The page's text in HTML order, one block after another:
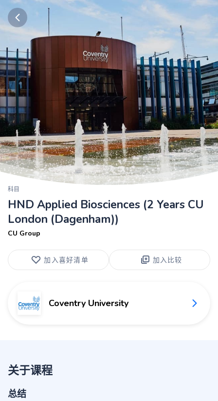
科目
HND Applied Biosciences (2 Years CU
London (Dagenham))
CU Group
加入喜好清单 加入比较
Coventry University
关于课程
总结